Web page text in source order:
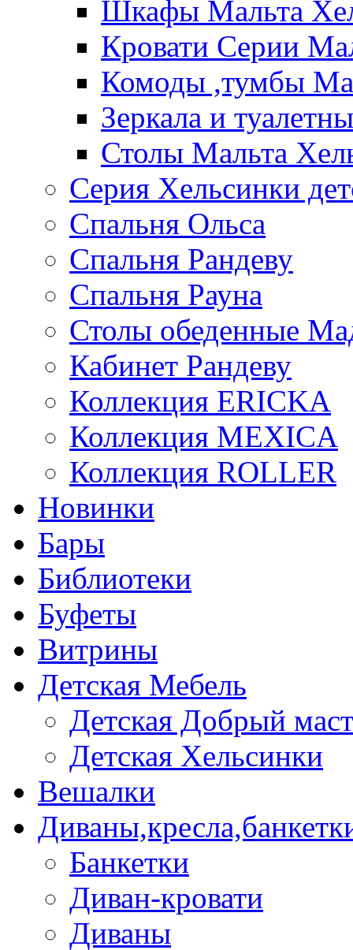
Шкафы Мальта
Кровати Серии
Комоды ,тумбы
Зеркала и
Столы Мальта
Серия Хельсинки
Спальня Ольса
Спальня Рандеву
Спальня Рауна
Столы обеденные
Кабинет Рандеву
Коллекция ERICKA
Коллекция MEXICA
Коллекция ROLLER
Новинки
Бары
Библиотеки
Буфеты
Витрины
Детская Мебель
Детская Добрый
Детская Хельсинки
Вешалки
Банкетки
Диван-кровати
Диваны